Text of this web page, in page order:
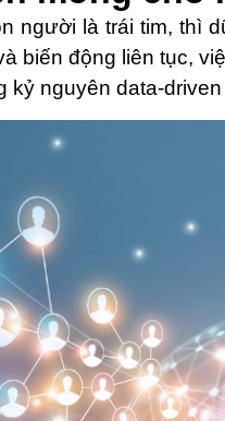
người là trái tim, thì
biến động liên tục,
kỷ nguyên data-